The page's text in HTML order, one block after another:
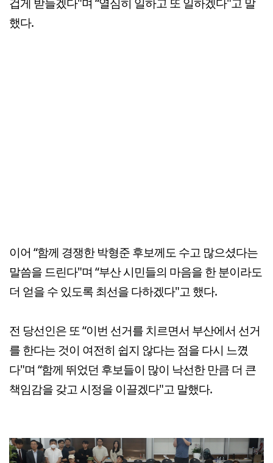
했다.
이어 “함께 경쟁한 박형준 후보께도 수고 많으셨다는
말씀을 드린다"며 “부산 시민들의 마음을 한 분이라도
더 얻을 수 있도록 최선을 다하겠다"고 했다.
전 당선인은 또 “이번 선거를 치르면서 부산에서 선거
를 한다는 것이 여전히 쉽지 않다는 점을 다시 느꼈
다"며 “함께 뛰었던 후보들이 많이 낙선한 만큼 더 큰
책임감을 갖고 시정을 이끌겠다"고 말했다.